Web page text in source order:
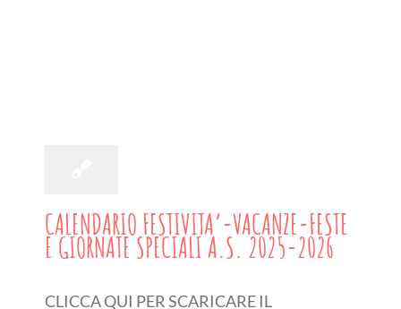
CALENDARIO FESTIVITA’-VACANZE-FESTE
E GIORNATE SPECIALI A.S. 2025-2026
CLICCA QUI PER SCARICARE IL